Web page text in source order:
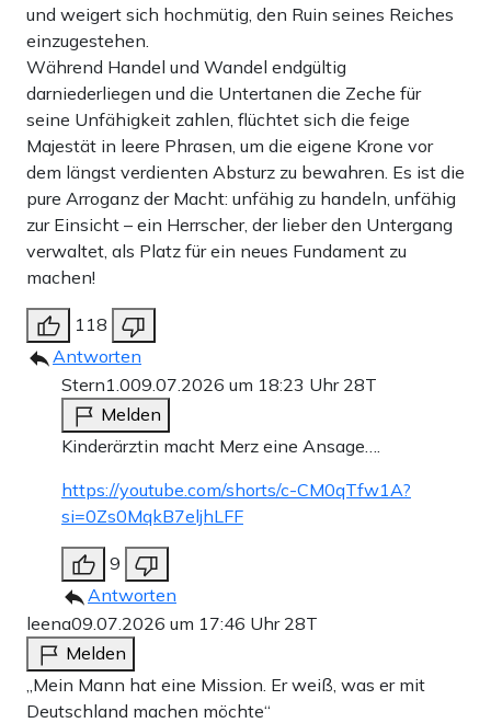
und weigert sich hochmütig, den Ruin seines Reiches
einzugestehen.
Während Handel und Wandel endgültig
darniederliegen und die Untertanen die Zeche für
seine Unfähigkeit zahlen, flüchtet sich die feige
Majestät in leere Phrasen, um die eigene Krone vor
dem längst verdienten Absturz zu bewahren. Es ist die
pure Arroganz der Macht: unfähig zu handeln, unfähig
zur Einsicht – ein Herrscher, der lieber den Untergang
verwaltet, als Platz für ein neues Fundament zu
machen!
118
Antworten
Stern1.009.07.2026 um 18:23 Uhr 28T
Melden
Kinderärztin macht Merz eine Ansage….
https://youtube.com/shorts/c-CM0qTfw1A?
si=0Zs0MqkB7eljhLFF
9
Antworten
leena09.07.2026 um 17:46 Uhr 28T
Melden
„Mein Mann hat eine Mission. Er weiß, was er mit
Deutschland machen möchte“